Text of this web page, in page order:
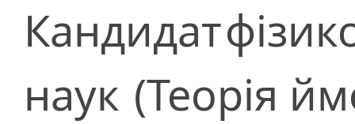
Кандидат
наук (Теорія